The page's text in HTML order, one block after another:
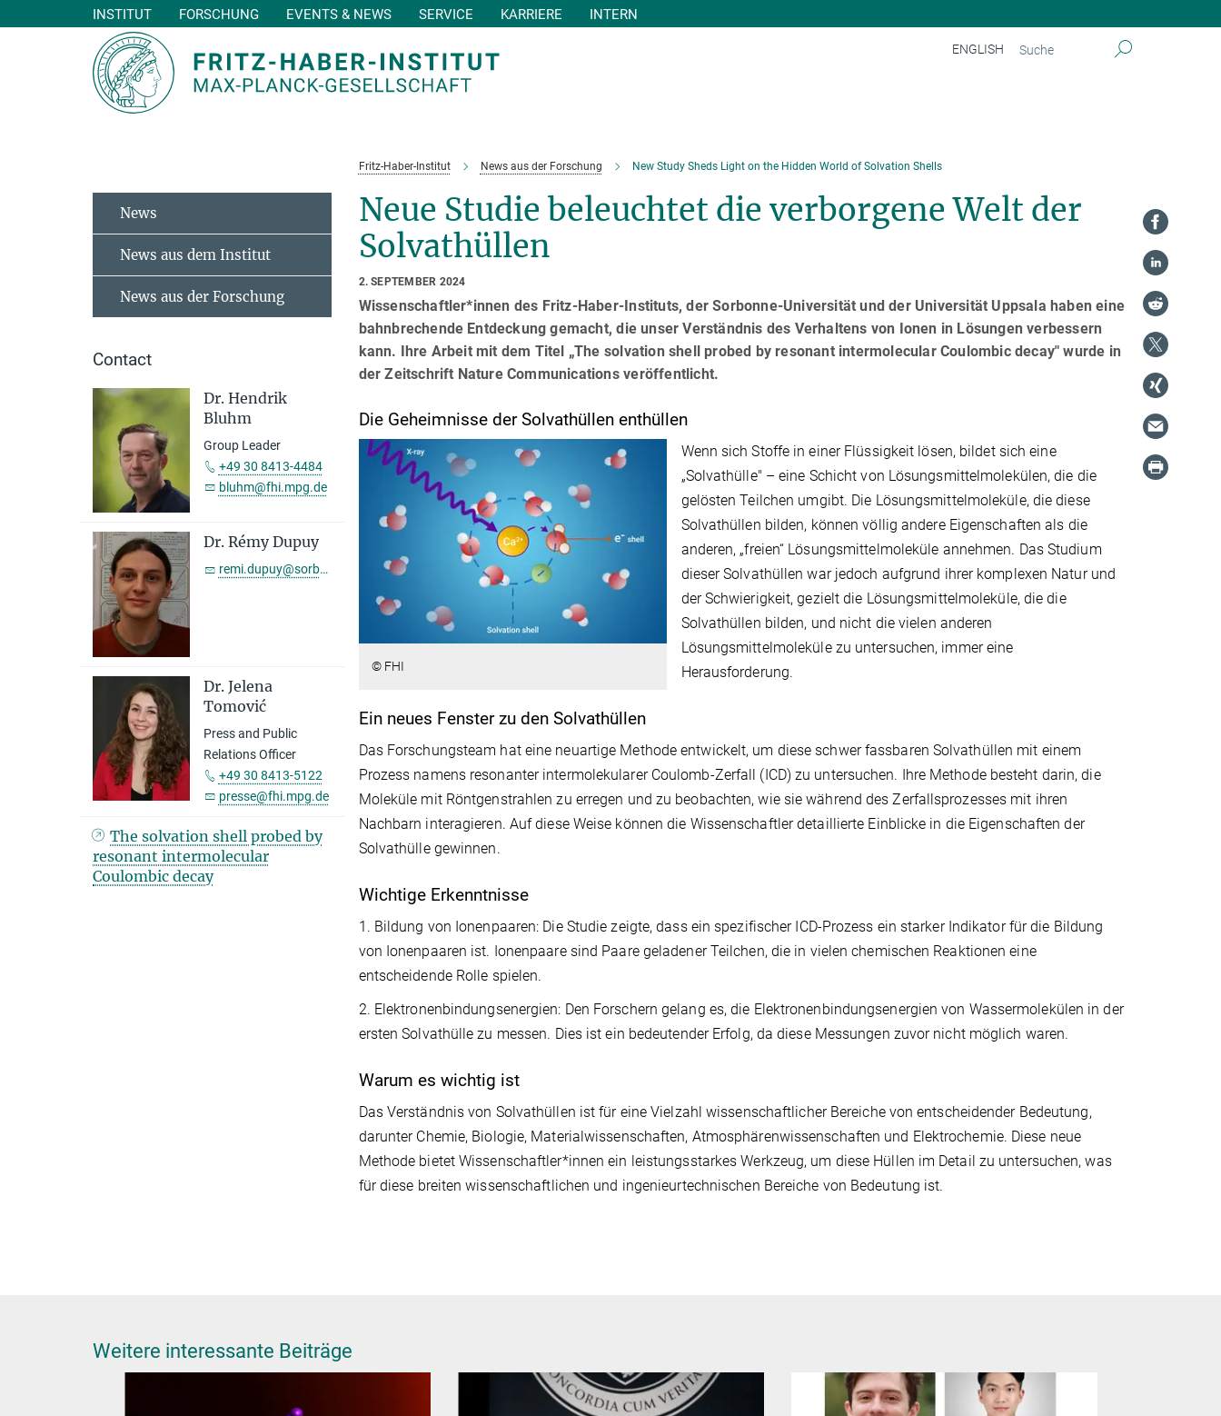
ENGLISH
INSTITUT FORSCHUNG EVENTS & NEWS SERVICE KARRIERE INTERN
Fritz-Haber-Institut News aus der Forschung New Study Sheds Light on the Hidden World of Solvation Shells
Neue Studie beleuchtet die verborgene Welt der
Solvathüllen
2. SEPTEMBER 2024
Wissenschaftler*innen des Fritz-Haber-Instituts, der Sorbonne-Universität und der Universität Uppsala haben eine
bahnbrechende Entdeckung gemacht, die unser Verständnis des Verhaltens von Ionen in Lösungen verbessern
kann. Ihre Arbeit mit dem Titel „The solvation shell probed by resonant intermolecular Coulombic decay" wurde in
der Zeitschrift Nature Communications veröffentlicht.
Die Geheimnisse der Solvathüllen enthüllen
© FHI
Wenn sich Stoffe in einer Flüssigkeit lösen, bildet sich eine
„Solvathülle" – eine Schicht von Lösungsmittelmolekülen, die die
gelösten Teilchen umgibt. Die Lösungsmittelmoleküle, die diese
Solvathüllen bilden, können völlig andere Eigenschaften als die
anderen, „freien“ Lösungsmittelmoleküle annehmen. Das Studium
dieser Solvathüllen war jedoch aufgrund ihrer komplexen Natur und
der Schwierigkeit, gezielt die Lösungsmittelmoleküle, die die
Solvathüllen bilden, und nicht die vielen anderen
Lösungsmittelmoleküle zu untersuchen, immer eine
Herausforderung.
Ein neues Fenster zu den Solvathüllen
Das Forschungsteam hat eine neuartige Methode entwickelt, um diese schwer fassbaren Solvathüllen mit einem
Prozess namens resonanter intermolekularer Coulomb-Zerfall (ICD) zu untersuchen. Ihre Methode besteht darin, die
Moleküle mit Röntgenstrahlen zu erregen und zu beobachten, wie sie während des Zerfallsprozesses mit ihren
Nachbarn interagieren. Auf diese Weise können die Wissenschaftler detaillierte Einblicke in die Eigenschaften der
Solvathülle gewinnen.
Wichtige Erkenntnisse
1. Bildung von Ionenpaaren: Die Studie zeigte, dass ein spezifischer ICD-Prozess ein starker Indikator für die Bildung
von Ionenpaaren ist. Ionenpaare sind Paare geladener Teilchen, die in vielen chemischen Reaktionen eine
entscheidende Rolle spielen.
2. Elektronenbindungsenergien: Den Forschern gelang es, die Elektronenbindungsenergien von Wassermolekülen in der
ersten Solvathülle zu messen. Dies ist ein bedeutender Erfolg, da diese Messungen zuvor nicht möglich waren.
Warum es wichtig ist
Das Verständnis von Solvathüllen ist für eine Vielzahl wissenschaftlicher Bereiche von entscheidender Bedeutung,
darunter Chemie, Biologie, Materialwissenschaften, Atmosphärenwissenschaften und Elektrochemie. Diese neue
Methode bietet Wissenschaftler*innen ein leistungsstarkes Werkzeug, um diese Hüllen im Detail zu untersuchen, was
für diese breiten wissenschaftlichen und ingenieurtechnischen Bereiche von Bedeutung ist.
News
News aus dem Institut
News aus der Forschung
Contact
Dr. Hendrik
Bluhm
Group Leader
+49 30 8413-4484
bluhm@fhi.mpg.de
Dr. Rémy Dupuy
remi.dupuy@sorbonne-universite.fr
Dr. Jelena
Tomović
Press and Public
Relations Officer
+49 30 8413-5122
presse@fhi.mpg.de
The solvation shell probed by
resonant intermolecular
Coulombic decay
Weitere interessante Beiträge